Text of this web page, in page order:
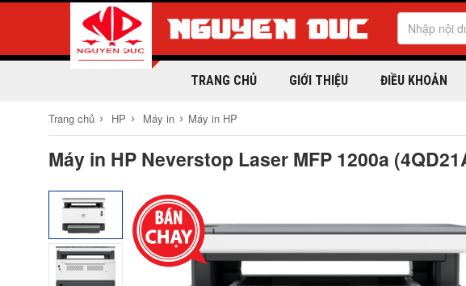
TRANG CHỦ GIỚI THIỆU ĐIỀU KHOẢN
Trang chủ › HP › Máy in › Máy in HP
Máy in HP Neverstop Laser MFP 1200a